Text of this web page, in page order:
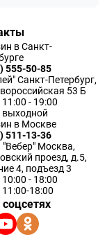
в Санкт-
555-50-85
Санкт-Петербург,
53 Б
- 19:00
выходной
в Москве
511-13-36
Москва,
проезд, д.5,
4, подъезд 3
- 18:00
18:00